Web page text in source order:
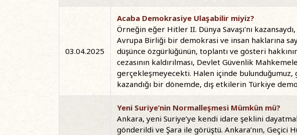
03.04.2025
Acaba Demokrasiye Ulaşabilir miyiz?
Örneğin eğer Hitler II. Dünya Savaşı'nı
Avrupa Birliği bir demokrasi ve insan haklarına
düşünce özgürlüğünün, toplantı ve gösteri
cezasının kaldırılması, Devlet Güvenlik
gerçekleşmeyecekti. Halen içinde bulunduğumuz,
kazandığı bir dönemde, dış etkilerin Türkiye
Yeni Suriye’nin Normalleşmesi Mümkün mü?
Ankara, yeni Suriye’ye kendi idare şeklini
gönderildi ve Şara ile görüştü. Ankara’nın, Geçici